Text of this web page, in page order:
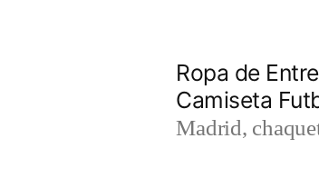
Ropa de
Camiseta
Madrid,